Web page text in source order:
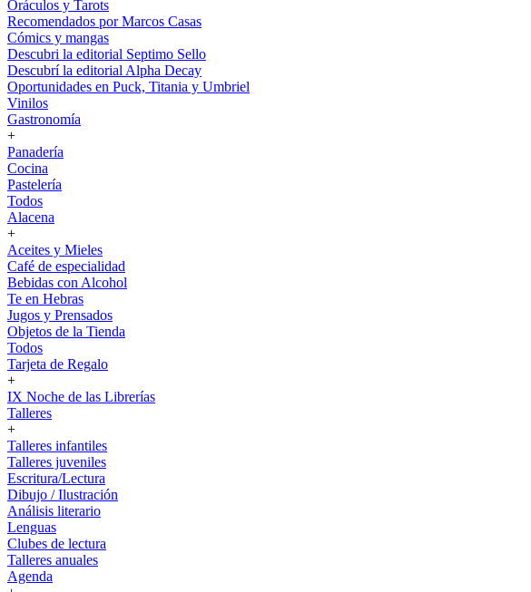
Oráculos y Tarots
Recomendados por Marcos Casas
Cómics y mangas
Descubri la editorial Septimo Sello
Descubrí la editorial Alpha Decay
Oportunidades en Puck, Titania y Umbriel
Vinilos
Gastronomía
+
Panadería
Cocina
Pastelería
Todos
Alacena
+
Aceites y Mieles
Café de especialidad
Bebidas con Alcohol
Te en Hebras
Jugos y Prensados
Objetos de la Tienda
Todos
Tarjeta de Regalo
+
IX Noche de las Librerías
Talleres
+
Talleres infantiles
Talleres juveniles
Escritura/Lectura
Dibujo / Ilustración
Análisis literario
Lenguas
Clubes de lectura
Talleres anuales
Agenda